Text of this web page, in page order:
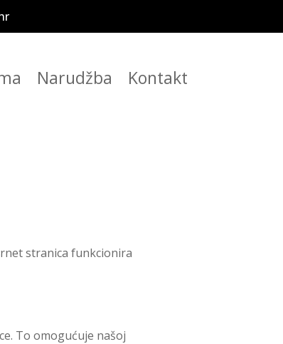
Narudžba Kontakt
stranica funkcionira
To omogućuje našoj